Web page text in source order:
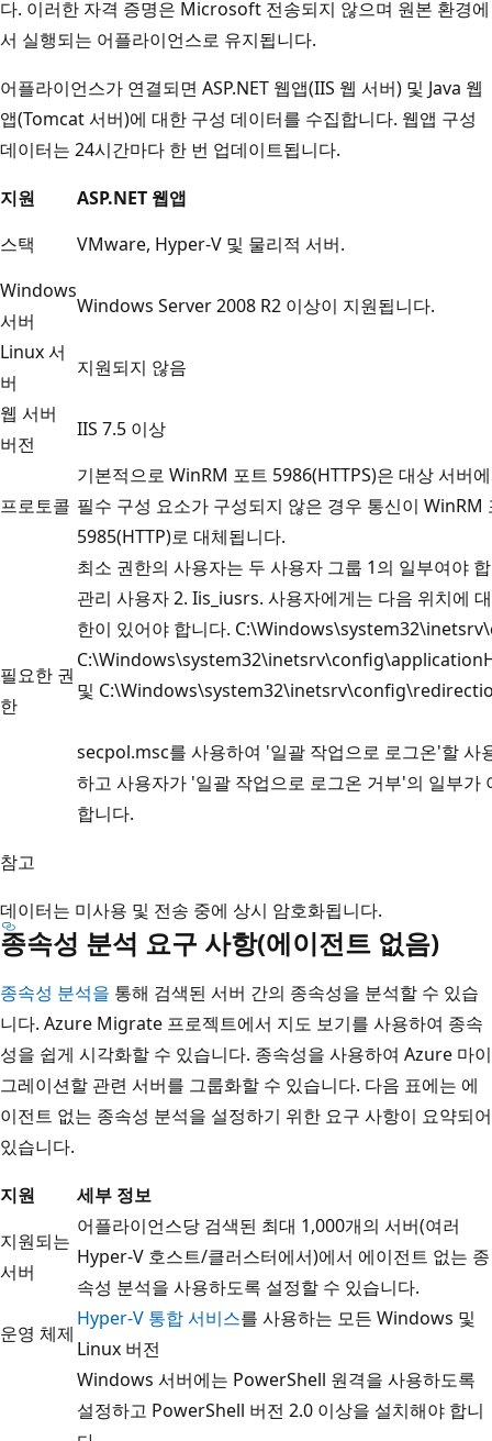
다. 이러한 자격 증명은 Microsoft 전송되지 않으며 원본 환경에
서 실행되는 어플라이언스로 유지됩니다.
어플라이언스가 연결되면 ASP.NET 웹앱(IIS 웹 서버) 및 Java 웹
앱(Tomcat 서버)에 대한 구성 데이터를 수집합니다. 웹앱 구성
데이터는 24시간마다 한 번 업데이트됩니다.
지원
ASP.NET 웹앱
스택
VMware, Hyper-V 및 물리적 서버.
Windows
서버
Windows Server 2008 R2 이상이 지원됩니다.
Linux 서
버
지원되지 않음
웹 서버
버전
IIS 7.5 이상
프로토콜
기본적으로 WinRM 포트 5986(HTTPS)은 대상 서버
필수 구성 요소가 구성되지 않은 경우 통신이 WinRM
5985(HTTP)로 대체됩니다.
필요한 권
한
최소 권한의 사용자는 두 사용자 그룹 1의 일부여야
관리 사용자 2. Iis_iusrs. 사용자에게는 다음 위치에
한이 있어야 합니다.
및
secpol.msc를 사용하여 '일괄 작업으로 로그온'할 사
하고 사용자가 '일괄 작업으로 로그온 거부'의 일부가
합니다.
참고
데이터는 미사용 및 전송 중에 상시 암호화됩니다.
종속성 분석 요구 사항(에이전트 없음)
종속성 분석을 통해 검색된 서버 간의 종속성을 분석할 수 있습
니다. Azure Migrate 프로젝트에서 지도 보기를 사용하여 종속
성을 쉽게 시각화할 수 있습니다. 종속성을 사용하여 Azure 마이
그레이션할 관련 서버를 그룹화할 수 있습니다. 다음 표에는 에
이전트 없는 종속성 분석을 설정하기 위한 요구 사항이 요약되어
있습니다.
지원
세부 정보
지원되는
서버
어플라이언스당 검색된 최대 1,000개의 서버(여러
Hyper-V 호스트/클러스터에서)에서 에이전트 없는 종
속성 분석을 사용하도록 설정할 수 있습니다.
운영 체제
Hyper-V 통합 서비스를 사용하는 모든 Windows 및
Linux 버전
Windows 서버에는 PowerShell 원격을 사용하도록
설정하고 PowerShell 버전 2.0 이상을 설치해야 합니